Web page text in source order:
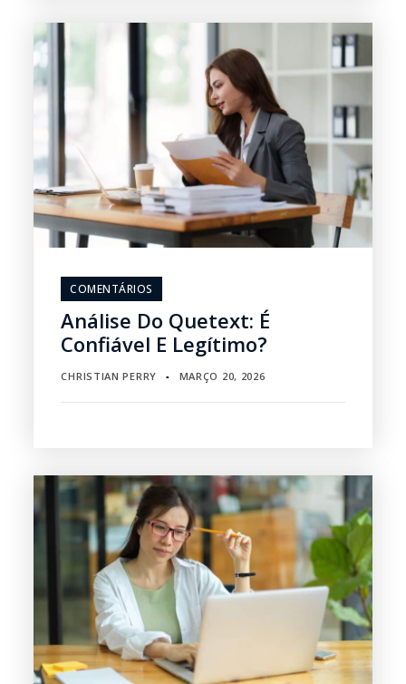
COMENTÁRIOS
Análise Do Quetext: É
Confiável E Legítimo?
CHRISTIAN PERRY ▪ MARÇO 20, 2026